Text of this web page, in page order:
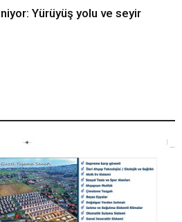
Yürüyüş yolu ve seyir